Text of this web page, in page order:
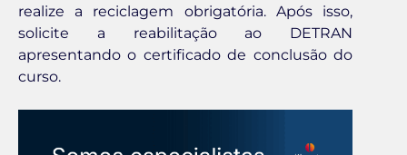
realize a reciclagem obrigatória. Após isso,
solicite a reabilitação ao DETRAN
apresentando o certificado de conclusão do
curso.